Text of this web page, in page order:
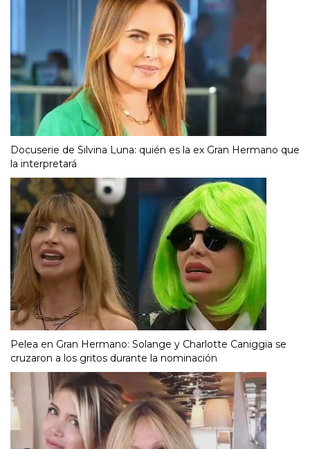
Docuserie de Silvina Luna: quién es la ex Gran Hermano que
la interpretará
Pelea en Gran Hermano: Solange y Charlotte Caniggia se
cruzaron a los gritos durante la nominación